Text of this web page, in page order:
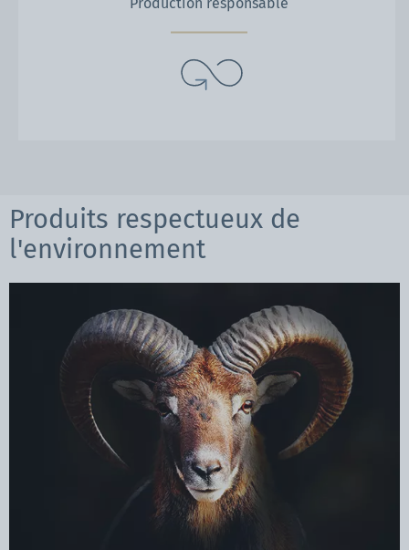
Produits respectueux de
l'environnement